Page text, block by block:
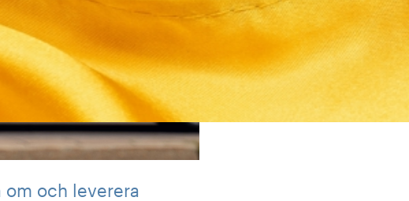
och leverera